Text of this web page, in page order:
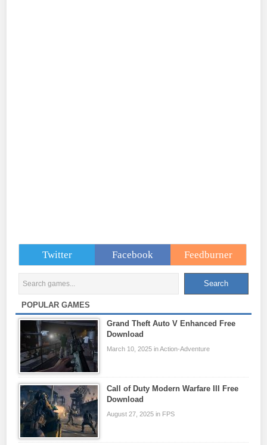
Twitter Facebook Feedburner
POPULAR GAMES
Grand Theft Auto V Enhanced Free
Download
March 10, 2025 in Action-Adventure
Call of Duty Modern Warfare III Free
Download
August 27, 2025 in FPS